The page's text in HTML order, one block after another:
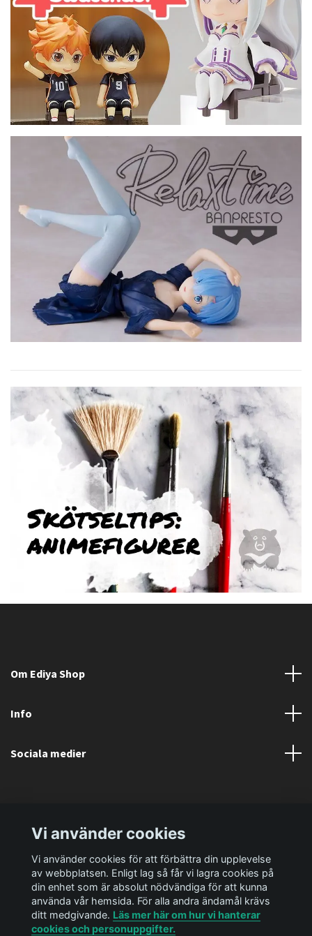
Om Ediya Shop
Info
Sociala medier
Vi använder cookies
Vi använder cookies för att förbättra din upplevelse
av webbplatsen. Enligt lag så får vi lagra cookies på
din enhet som är absolut nödvändiga för att kunna
använda vår hemsida. För alla andra ändamål krävs
ditt medgivande. Läs mer här om hur vi hanterar
cookies och personuppgifter.